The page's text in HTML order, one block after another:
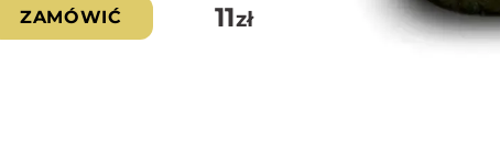
ZAMÓWIĆ 11zł